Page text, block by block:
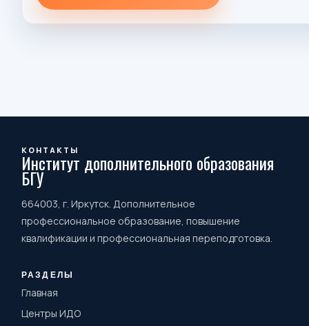
КОНТАКТЫ
Институт дополнительного образования
БГУ
664003, г. Иркутск. Дополнительное
профессиональное образование, повышение
квалификации и профессиональная переподготовка.
РАЗДЕЛЫ
Главная
Центры ИДО